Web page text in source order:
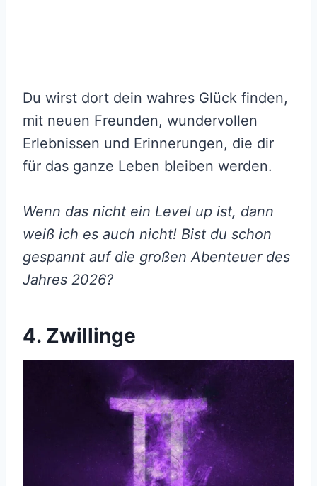
Du wirst dort dein wahres Glück finden,
mit neuen Freunden, wundervollen
Erlebnissen und Erinnerungen, die dir
für das ganze Leben bleiben werden.
Wenn das nicht ein Level up ist, dann
weiß ich es auch nicht! Bist du schon
gespannt auf die großen Abenteuer des
Jahres 2026?
4. Zwillinge